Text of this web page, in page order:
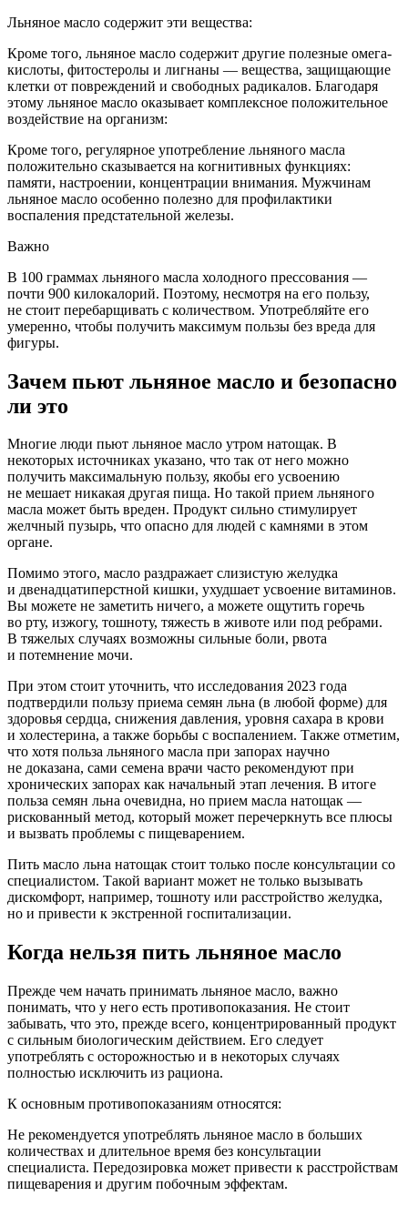
Льняное масло содержит эти вещества:
Кроме того, льняное масло содержит другие полезные омега-
кислоты, фитостеролы и лигнаны — вещества, защищающие
клетки от повреждений и свободных радикалов. Благодаря
этому льняное масло оказывает комплексное положительное
воздействие на организм:
Кроме того, регулярное употребление льняного масла
положительно сказывается на когнитивных функциях:
памяти, настроении, концентрации внимания. Мужчинам
льняное масло особенно полезно для профилактики
воспаления предстательной железы.
Важно
В 100 граммах льняного масла холодного прессования —
почти 900 килокалорий. Поэтому, несмотря на его пользу,
не стоит перебарщивать с количеством. Употребляйте его
умеренно, чтобы получить максимум пользы без вреда для
фигуры.
Зачем пьют льняное масло и безопасно
ли это
Многие люди пьют льняное масло утром натощак. В
некоторых источниках указано, что так от него можно
получить максимальную пользу, якобы его усвоению
не мешает никакая другая пища. Но такой прием льняного
масла может быть вреден. Продукт сильно стимулирует
желчный пузырь, что опасно для людей с камнями в этом
органе.
Помимо этого, масло раздражает слизистую желудка
и двенадцатиперстной кишки, ухудшает усвоение витаминов.
Вы можете не заметить ничего, а можете ощутить горечь
во рту, изжогу, тошноту, тяжесть в животе или под ребрами.
В тяжелых случаях возможны сильные боли, рвота
и потемнение мочи.
При этом стоит уточнить, что исследования 2023 года
подтвердили пользу приема семян льна (в любой форме) для
здоровья сердца, снижения давления, уровня сахара в крови
и холестерина, а также борьбы с воспалением. Также отметим,
что хотя польза льняного масла при запорах научно
не доказана, сами семена врачи часто рекомендуют при
хронических запорах как начальный этап лечения. В итоге
польза семян льна очевидна, но прием масла натощак —
рискованный метод, который может перечеркнуть все плюсы
и вызвать проблемы с пищеварением.
Пить масло льна натощак стоит только после консультации со
специалистом. Такой вариант может не только вызывать
дискомфорт, например, тошноту или расстройство желудка,
но и привести к экстренной госпитализации.
Когда нельзя пить льняное масло
Прежде чем начать принимать льняное масло, важно
понимать, что у него есть противопоказания. Не стоит
забывать, что это, прежде всего, концентрированный продукт
с сильным биологическим действием. Его следует
употреблять с осторожностью и в некоторых случаях
полностью исключить из рациона.
К основным противопоказаниям относятся:
Не рекомендуется употреблять льняное масло в больших
количествах и длительное время без консультации
специалиста. Передозировка может привести к расстройствам
пищеварения и другим побочным эффектам.